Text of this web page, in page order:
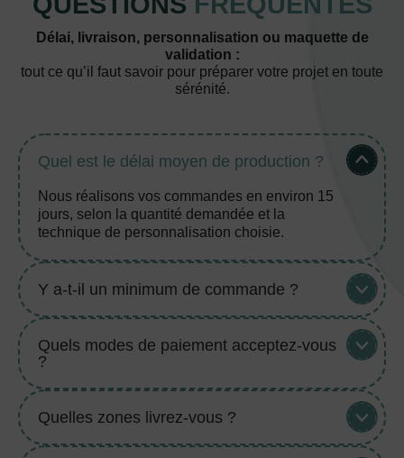
Délai, livraison, personnalisation ou maquette de
validation :
tout ce qu’il faut savoir pour préparer votre projet en toute
sérénité.
Quel est le délai moyen de production ?
Nous réalisons vos commandes en environ 15
jours, selon la quantité demandée et la
technique de personnalisation choisie.
Y a-t-il un minimum de commande ?
Quels modes de paiement acceptez-vous
?
Quelles zones livrez-vous ?